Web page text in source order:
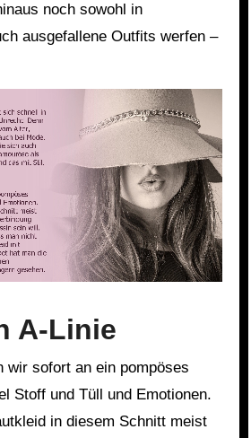
noch sowohl in
ausgefallene Outfits werfen –
A-Linie
wir sofort an ein pompöses
Stoff und Tüll und Emotionen.
in diesem Schnitt meist